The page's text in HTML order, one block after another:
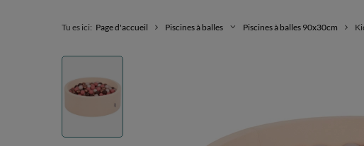
Tu es ici: Page d'accueil Piscines à balles Piscines à balles 90x30cm